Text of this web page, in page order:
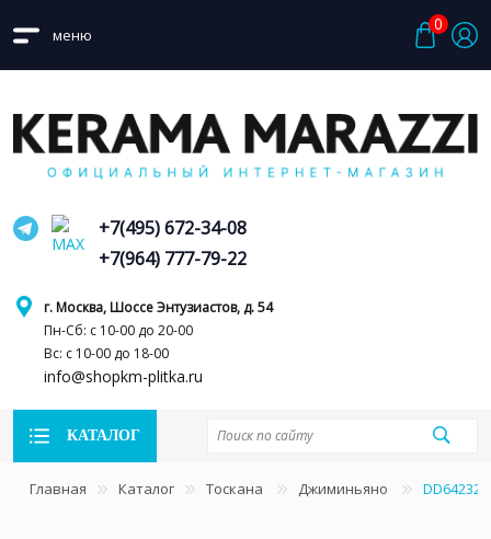
меню
0
г. Москва, Шоссе Энтузиастов, д. 54
Пн-Сб: с 10-00 до 20-00
Вс: с 10-00 до 18-00
info@shopkm-plitka.ru
+7(495) 672-34-08
+7(964) 777-79-22
КАТАЛОГ
Главная Каталог Тоскана Джиминьяно